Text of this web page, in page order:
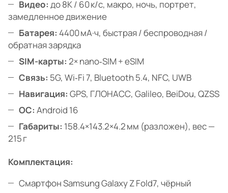
Видео: до 8K / 60 к/с, макро, ночь, портрет,
замедленное движение
Батарея: 4400 мА·ч, быстрая / беспроводная /
обратная зарядка
SIM-карты: 2× nano‑SIM + eSIM
Связь: 5G, Wi‑Fi 7, Bluetooth 5.4, NFC, UWB
Навигация: GPS, ГЛОНАСС, Galileo, BeiDou, QZSS
ОС: Android 16
Габариты: 158.4×143.2×4.2 мм (разложен), вес —
215 г
Комплектация:
Смартфон Samsung Galaxy Z Fold7, чёрный